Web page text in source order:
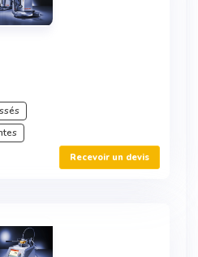
Recevoir un devis